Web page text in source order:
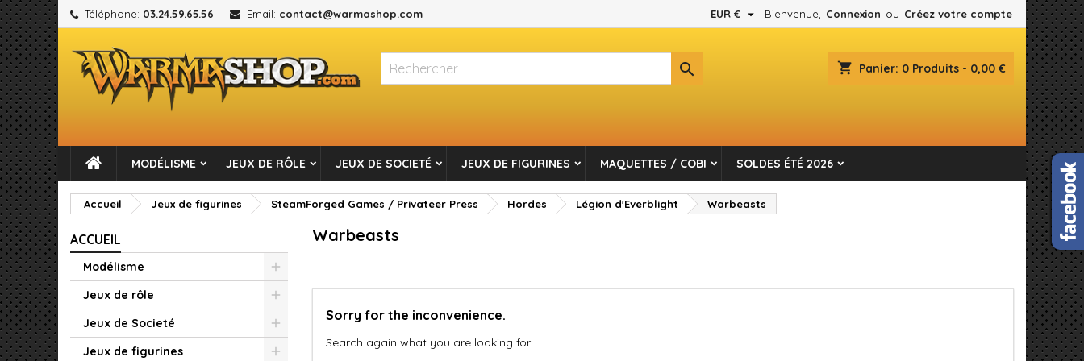
Téléphone: 03.24.59.65.56 Email: contact@warmashop.com Bienvenue, Connexion ou Créez votre compte
EUR € 
shopping_cart Panier: 0 Produits - 0,00 €

MODÉLISME JEUX DE RÔLE JEUX DE SOCIETÉ JEUX DE FIGURINES MAQUETTES / COBI SOLDES ÉTÉ 2026
Accueil Jeux de figurines SteamForged Games / Privateer Press Hordes Légion d'Everblight Warbeasts
ACCUEIL
Modélisme
Jeux de rôle
Jeux de Societé
Jeux de figurines
Warbeasts
Sorry for the inconvenience.
Search again what you are looking for
Mes listes d'envies
add_circle_outline Créer une nouvelle liste
((modalTitle))
((confirmMessage))
Créer une liste d'envies
Connexion
Vous devez être connecté pour ajouter des produits à votre liste d'envies.